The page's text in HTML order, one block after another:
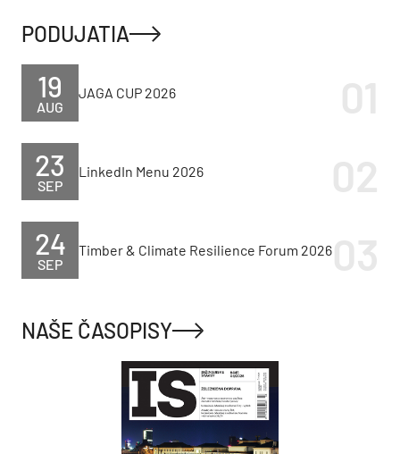
PODUJATIA
AUG
19 JAGA CUP 2026
SEP
23 LinkedIn Menu 2026
SEP
24 Timber & Climate Resilience Forum 2026
NAŠE ČASOPISY